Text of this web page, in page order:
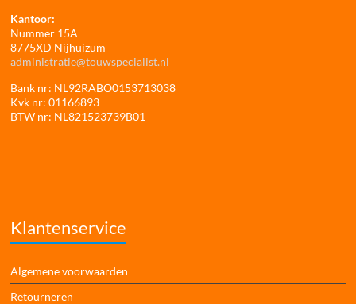
Kantoor:
Nummer 15A
8775XD Nijhuizum
administratie@touwspecialist.nl
Bank nr: NL92RABO0153713038
Kvk nr: 01166893
BTW nr: NL821523739B01
Klantenservice
Algemene voorwaarden
Retourneren